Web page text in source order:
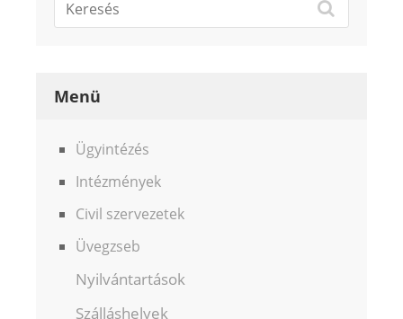
Menü
Ügyintézés
Intézmények
Civil szervezetek
Üvegzseb
Nyilvántartások
Szálláshelyek